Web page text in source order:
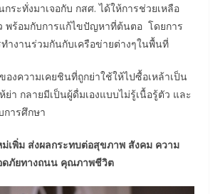
ระทั่งมาเจอกับ กสศ. ได้ให้การช่วยเหลือ
พร้อมกับการแก้ไขปัญหาที่ต้นตอ โดยการ
ทำงานร่วมกันกับเครือข่ายต่างๆในพื้นที่
ของความเคยชินที่ถูกย่าใช้ให้ไปซื้อเหล้าเป็น
ย่า กลายมีเป็นผู้ดื่มเองแบบไม่รู้เนื้อรู้ตัว และ
การศึกษา
เพิ่ม ส่งผลกระทบต่อสุขภาพ สังคม ความ
ดภัยทางถนน คุณภาพชีวิต